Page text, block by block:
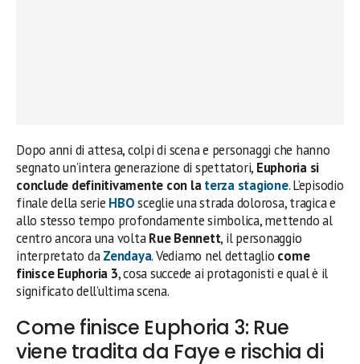
Dopo anni di attesa, colpi di scena e personaggi che hanno
segnato un’intera generazione di spettatori, Euphoria si
conclude definitivamente con laterza stagione. L’episodio
finale della serie HBOsceglie una strada dolorosa, tragica e
allo stesso tempo profondamente simbolica, mettendo al
centro ancora una voltaRue Bennett, il personaggio
interpretato daZendaya. Vediamo nel dettaglio come
finisce Euphoria 3, cosa succede ai protagonisti e qual è il
significato dell’ultima scena.
Come finisce Euphoria 3: Rue
viene tradita da Faye e rischia di